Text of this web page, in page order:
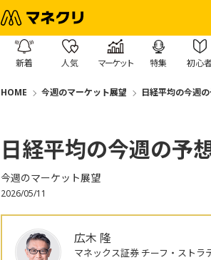
新着 人気 マーケット 特集 初心
HOME 今週のマーケット展望 日経平均の今週
日経平均の今週の予
今週のマーケット展望
2026/05/11
広木 隆
マネックス証券 チーフ・ストラ